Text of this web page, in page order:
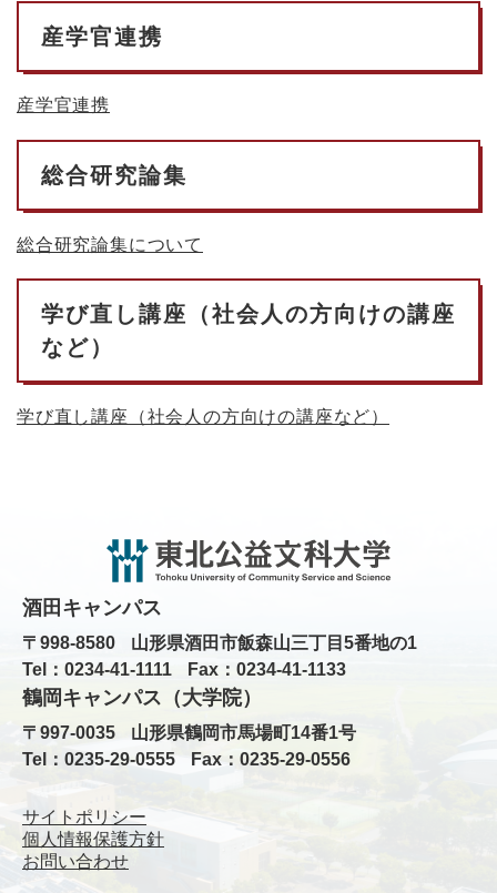
産学官連携
産学官連携
総合研究論集
総合研究論集について
学び直し講座（社会人の方向けの講座
など）
学び直し講座（社会人の方向けの講座など）
酒田キャンパス
〒998-8580
山形県酒田市飯森山三丁目5番地の1
Tel：0234-41-1111
Fax：0234-41-1133
鶴岡キャンパス（大学院）
〒997-0035
山形県鶴岡市馬場町14番1号
Tel：0235-29-0555
Fax：0235-29-0556
サイトポリシー
個人情報保護方針
お問い合わせ